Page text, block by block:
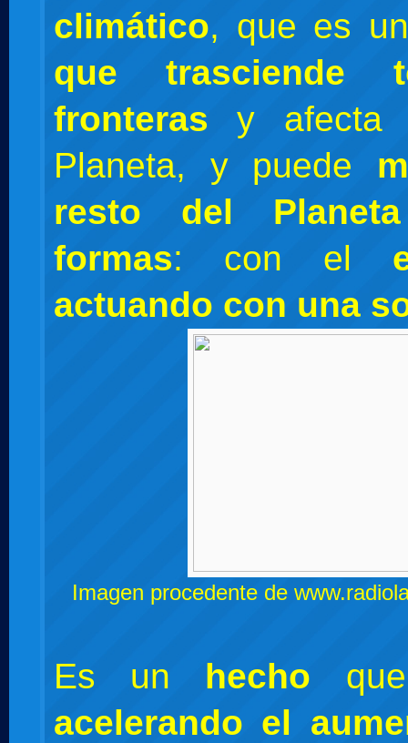
climático, que es
que trasciende
fronteras y afecta
Planeta, y puede
resto del
formas: con el
actuando con una
Imagen procedente de
Es un hecho
acelerando el